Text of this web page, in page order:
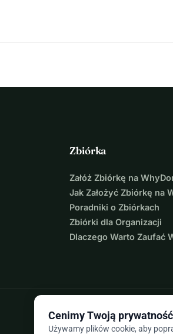
Zbiórka
Załóż Zbiórkę na
Jak Założyć Zbiórkę na
Poradniki o Zbiórkach
Zbiórki dla Organizacji
Dlaczego Warto Zaufać
Cenimy Twoją prywatność
Używamy plików cookie, aby